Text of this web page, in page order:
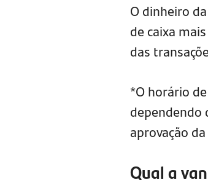
O dinheiro
de caixa
das
*O horário
dependendo
aprovação
Qual a